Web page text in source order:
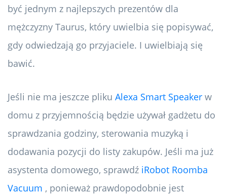
być jednym z najlepszych prezentów dla
mężczyzny Taurus, który uwielbia się popisywać,
gdy odwiedzają go przyjaciele. I uwielbiają się
bawić.
Jeśli nie ma jeszcze pliku Alexa Smart Speaker w
domu z przyjemnością będzie używał gadżetu do
sprawdzania godziny, sterowania muzyką i
dodawania pozycji do listy zakupów. Jeśli ma już
asystenta domowego, sprawdź iRobot Roomba
Vacuum , ponieważ prawdopodobnie jest